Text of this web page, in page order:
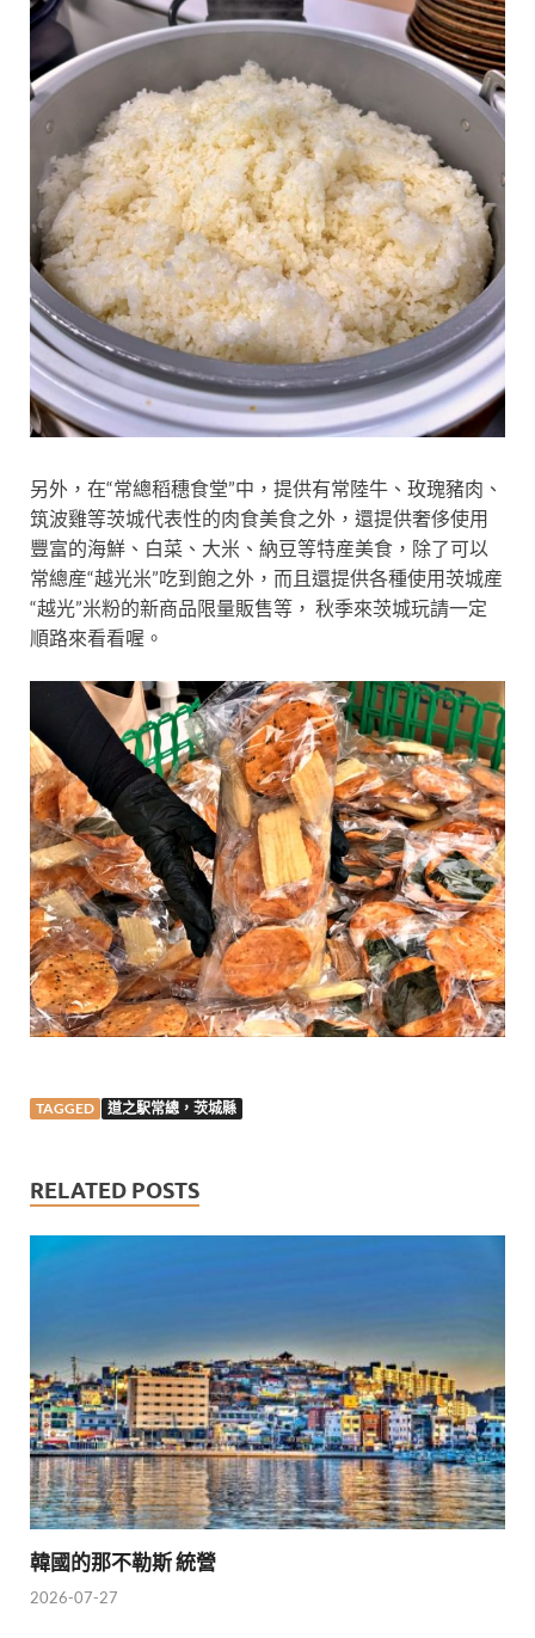
另外，在“常總稻穗食堂”中，提供有常陸牛、玫瑰豬肉、
筑波雞等茨城代表性的肉食美食之外，還提供奢侈使用
豐富的海鮮、白菜、大米、納豆等特産美食，除了可以
常總産“越光米”吃到飽之外，而且還提供各種使用茨城産
“越光”米粉的新商品限量販售等， 秋季來茨城玩請一定
順路來看看喔。
TAGGED 道之駅常總，茨城縣
RELATED POSTS
韓國的那不勒斯 統營
2026-07-27